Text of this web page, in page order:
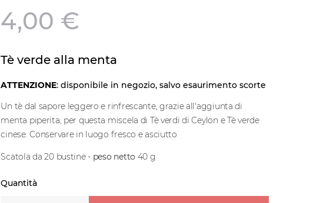
4,00 €
Tè verde alla menta
ATTENZIONE: disponibile in negozio, salvo esaurimento scorte
Un tè dal sapore leggero e rinfrescante, grazie all'aggiunta di
menta piperita, per questa miscela di Tè verdi di Ceylon e Tè verde
cinese. Conservare in luogo fresco e asciutto
Scatola da 20 bustine - peso netto 40 g
Quantità